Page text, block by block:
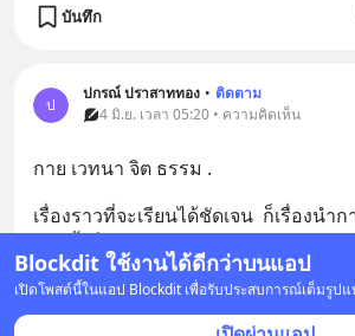
Blockdit ใช้งานได้ดีกว่าบนแอป
เปิดโพสต์นี้ในแอป Blockdit เพื่อรับประสบการณ์เต็มรูป
บันทึก
ป
ปกรณ์ ปราสาททอง • ติดตาม
4 มิ.ย. เวลา 05:20 • ความคิดเห็น
กาย เวทนา จิต ธรรม .
เรื่องราวที่จะเรียนได้ชัดเจน  ก็เรื่องนำ
จิตไม่นึกคิด อะไรทั้งนั้น .เอ..มันเป็นไป
บันทึก